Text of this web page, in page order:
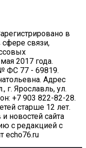
в
связи,
2017 года.
ФС 77 - 69819.
Адрес
г. Ярославль, ул.
+7 903 822-82-28.
старше 12 лет.
новостей сайта
с редакцией с
echo76.ru